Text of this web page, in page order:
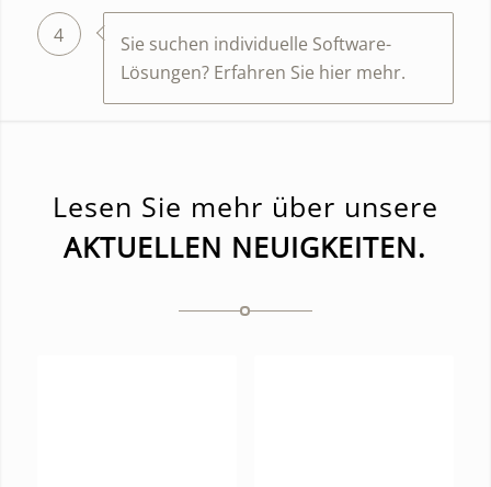
4
Sie suchen individuelle Software-
Lösungen? Erfahren Sie hier mehr.
Lesen Sie mehr über unsere
AKTUELLEN NEUIGKEITEN.